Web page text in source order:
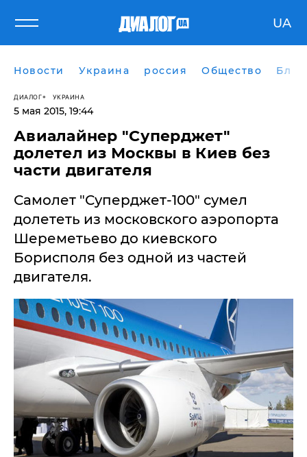
UA
Новости Украина россия Общество
ДИАЛОГ УКРАИНА
5 мая 2015, 19:44
Авиалайнер "Суперджет"
долетел из Москвы в Киев без
части двигателя
Самолет "Суперджет-100" сумел
долететь из московского аэропорта
Шереметьево до киевского
Борисполя без одной из частей
двигателя.